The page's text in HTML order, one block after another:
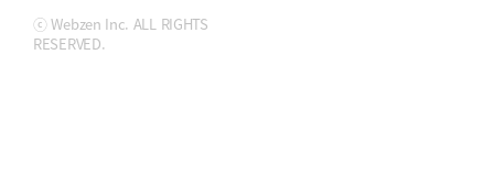
ⓒ Webzen Inc. ALL RIGHTS
RESERVED.